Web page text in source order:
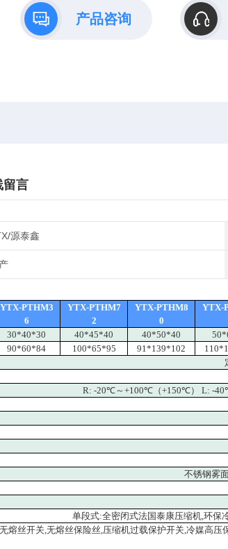
产品咨询
留言
源泰鑫
YTX-PTHM3
6
YTX-PTHM7
2
YTX-PTHM8
0
YTX-
30*40*30 40*45*40 40*50*40
90*60*84 100*65*95 91*139*102
R: -20℃～+100℃（+150℃） L: -
不锈钢雾
单段式:全密闭式法国泰康压缩机,环保
无熔丝开关,无熔丝保险丝,压缩机过载保护开关,冷媒高